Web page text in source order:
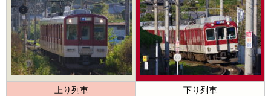
上り列車 下り列車